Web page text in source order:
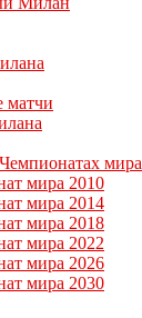
матчи
мира
мира 2010
мира 2014
мира 2018
мира 2022
мира 2026
мира 2030